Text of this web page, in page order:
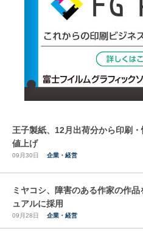
王子製紙、12月出荷分から印刷
値上げ
09月30日 企業・経営
ミヤコシ、障害のある作家の作
ュアルに採用
09月28日 企業・経営